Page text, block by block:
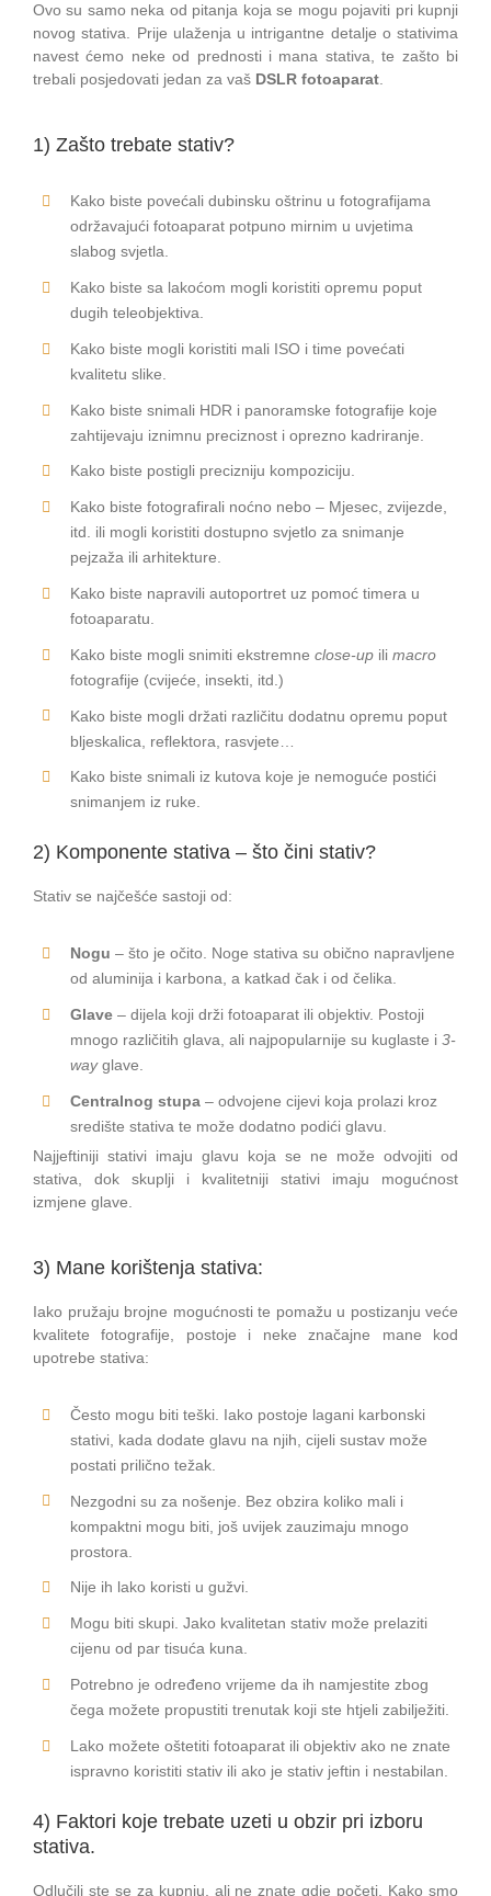
Ovo su samo neka od pitanja koja se mogu pojaviti pri kupnji
novog stativa. Prije ulaženja u intrigantne detalje o stativima
navest ćemo neke od prednosti i mana stativa, te zašto bi
trebali posjedovati jedan za vaš DSLR fotoaparat.
1) Zašto trebate stativ?
Kako biste povećali dubinsku oštrinu u fotografijama
održavajući fotoaparat potpuno mirnim u uvjetima
slabog svjetla.
Kako biste sa lakoćom mogli koristiti opremu poput
dugih teleobjektiva.
Kako biste mogli koristiti mali ISO i time povećati
kvalitetu slike.
Kako biste snimali HDR i panoramske fotografije koje
zahtijevaju iznimnu preciznost i oprezno kadriranje.
Kako biste postigli precizniju kompoziciju.
Kako biste fotografirali noćno nebo – Mjesec, zvijezde,
itd. ili mogli koristiti dostupno svjetlo za snimanje
pejzaža ili arhitekture.
Kako biste napravili autoportret uz pomoć timera u
fotoaparatu.
Kako biste mogli snimiti ekstremne close-upili macro
fotografije (cvijeće, insekti, itd.)
Kako biste mogli držati različitu dodatnu opremu poput
bljeskalica, reflektora, rasvjete…
Kako biste snimali iz kutova koje je nemoguće postići
snimanjem iz ruke.
2) Komponente stativa – što čini stativ?
Stativ se najčešće sastoji od:
Nogu – što je očito. Noge stativa su obično napravljene
od aluminija i karbona, a katkad čak i od čelika.
Glave– dijela koji drži fotoaparat ili objektiv. Postoji
mnogo različitih glava, ali najpopularnije su kuglaste i3-
wayglave.
Centralnog stupa– odvojene cijevi koja prolazi kroz
središte stativa te može dodatno podići glavu.
Najjeftiniji stativi imaju glavu koja se ne može odvojiti od
stativa, dok skuplji i kvalitetniji stativi imaju mogućnost
izmjene glave.
3) Mane korištenja stativa:
Iako pružaju brojne mogućnosti te pomažu u postizanju veće
kvalitete fotografije, postoje i neke značajne mane kod
upotrebe stativa:
Često mogu biti teški. Iako postoje lagani karbonski
stativi, kada dodate glavu na njih, cijeli sustav može
postati prilično težak.
Nezgodni su za nošenje. Bez obzira koliko mali i
kompaktni mogu biti, još uvijek zauzimaju mnogo
prostora.
Nije ih lako koristi u gužvi.
Mogu biti skupi. Jako kvalitetan stativ može prelaziti
cijenu od par tisuća kuna.
Potrebno je određeno vrijeme da ih namjestite zbog
čega možete propustiti trenutak koji ste htjeli zabilježiti.
Lako možete oštetiti fotoaparat ili objektiv ako ne znate
ispravno koristiti stativ ili ako je stativ jeftin i nestabilan.
4) Faktori koje trebate uzeti u obzir pri izboru
stativa.
Odlučili ste se za kupnju, ali ne znate gdje početi. Kako smo